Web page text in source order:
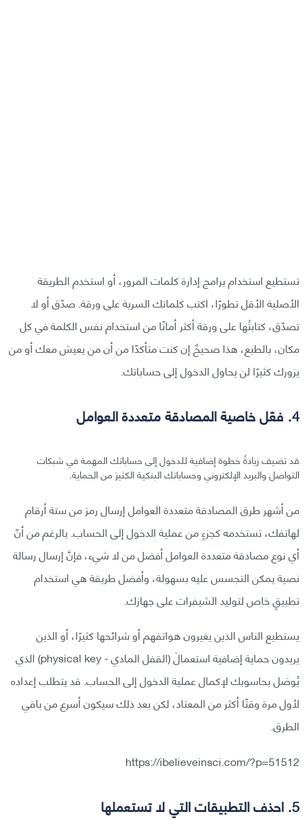
تستطيع استخدام برامج إدارة كلمات المرور، أو استخدم الطريقة
الأصلية الأقل تطورًا، اكتب كلماتك السرية على ورقة. صدّق أو لا
تصدّق، كتابتُها على ورقة أكثر أمانًا من استخدام نفس الكلمة في كل
مكان، بالطبع، هذا صحيحٌ إن كنت متأكدًا من أن من يعيش معك أو من
يزورك كثيرًا لن يحاول الدخول إلى حساباتك.
4. فعّل خاصية المصادقة متعددة العوامل
قد تضيف زيادةُ خطوة إضافية للدخول إلى حساباتك المهمة في شبكات
التواصل والبريد الإلكتروني وحساباتك البنكية الكثيرَ من الحماية.
من أشهر طرق المصادقة متعددة العوامل إرسال رمز من ستة أرقام
لهاتفك، تستخدمه كجزءٍ من عملية الدخول إلى الحساب. بالرغم من أنّ
أي نوع مصادقة متعددة العوامل أفضل من لا شيء، فإنَّ إرسال رسالة
نصية يمكن التجسس عليه بسهولة، وأفضل طريقة هي استخدام
تطبيقٍ خاص لتوليد الشيفرات على جهازك.
يستطيع الناس الذين يغيرون هواتفهم أو شرائحها كثيرًا، أو الذين
يريدون حماية إضافية استعمالَ (القفل المادي - physical key) الذي
يُوصَل بحاسوبك لإكمال عملية الدخول إلى الحساب. قد يتطلب إعداده
لأول مرة وقتًا أكثر من المعتاد، لكن بعد ذلك سيكون أسرع من باقي
الطرق.
https://ibelieveinsci.com/?p=51512
5. احذف التطبيقات التي لا تستعملها